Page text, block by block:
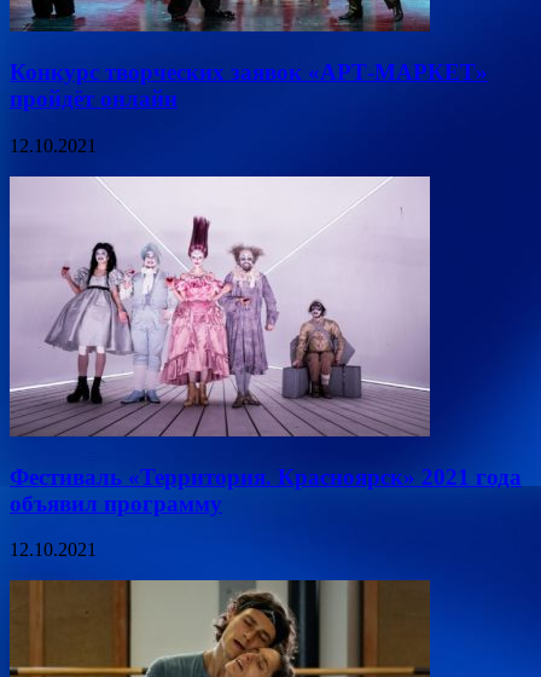
Конкурс творческих заявок «АРТ-МАРКЕТ»
пройдёт онлайн
12.10.2021
Фестиваль «Территория. Красноярск» 2021 года
объявил программу
12.10.2021